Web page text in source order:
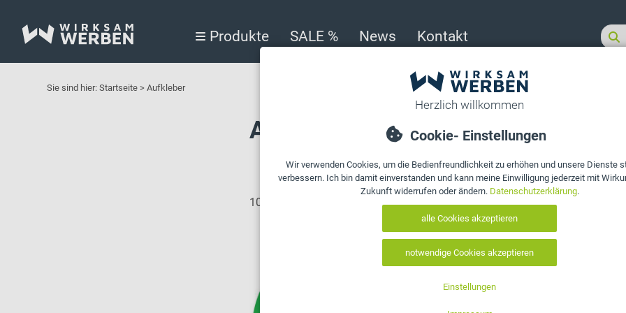
Produkte SALE % News Kontakt
Sie sind hier:Startseite >Aufkleber
Aufkleber
10 Artikel gefunden